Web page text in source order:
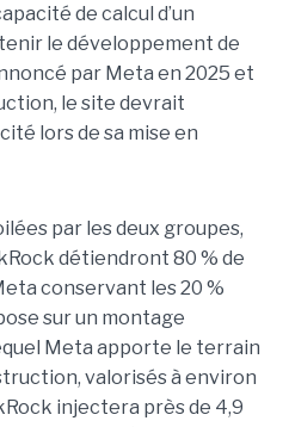
de calcul d’un
le développement de
par Meta en 2025 et
le site devrait
lors de sa mise en
par les deux groupes,
détiendront 80 % de
conservant les 20 %
sur un montage
Meta apporte le terrain
valorisés à environ
injectera près de 4,9